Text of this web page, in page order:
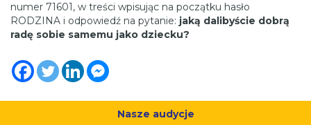
numer 71601, w treści wpisując na początku hasło
RODZINA i odpowiedź na pytanie: jaką dalibyście dobrą
radę sobie samemu jako dziecku?
Nasze audycje